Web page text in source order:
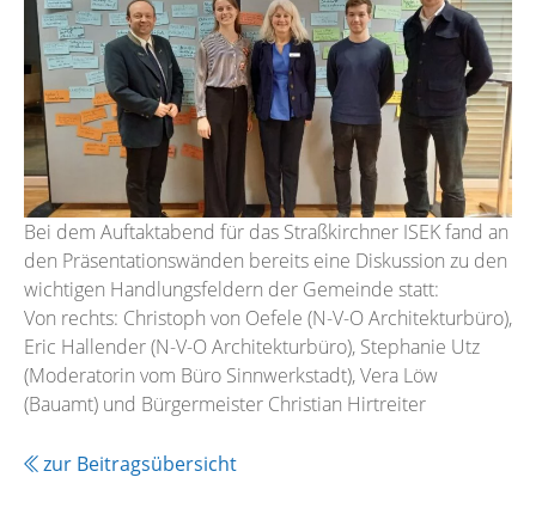
Bei dem Auftaktabend für das Straßkirchner ISEK fand an
den Präsentationswänden bereits eine Diskussion zu den
wichtigen Handlungsfeldern der Gemeinde statt:
Von rechts: Christoph von Oefele (N-V-O Architekturbüro),
Eric Hallender (N-V-O Architekturbüro), Stephanie Utz
(Moderatorin vom Büro Sinnwerkstadt), Vera Löw
(Bauamt) und Bürgermeister Christian Hirtreiter
zur Beitragsübersicht